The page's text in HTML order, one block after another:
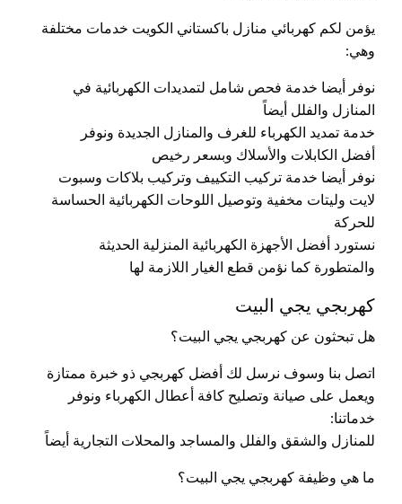
يؤمن لكم كهربائي منازل باكستاني الكويت خدمات مختلفة
وهي:
نوفر أيضا خدمة فحص شامل لتمديدات الكهربائية في
المنازل والفلل أيضاً
خدمة تمديد الكهرباء للغرف والمنازل الجديدة ونوفر
أفضل الكابلات والأسلاك وبسعر رخيص
نوفر أيضا خدمة تركيب التكييف وتركيب بلاكات وسبوت
لايت وليتات مخفية وتوصيل اللوحات الكهربائية الحساسة
للحركة
نستورد أفضل الأجهزة الكهربائية المنزلية الحديثة
والمتطورة كما نؤمن قطع الغيار اللازمة لها
كهربجي يجي البيت
هل تبحثون عن كهربجي يجي البيت؟
اتصل بنا وسوف نرسل لك أفضل كهربجي ذو خبرة ممتازة
ويعمل على صيانة وتصليح كافة أعطال الكهرباء ونوفر
خدماتنا:
للمنازل والشقق والفلل والمساجد والمحلات التجارية أيضاً
ما هي وظيفة كهربجي يجي البيت؟